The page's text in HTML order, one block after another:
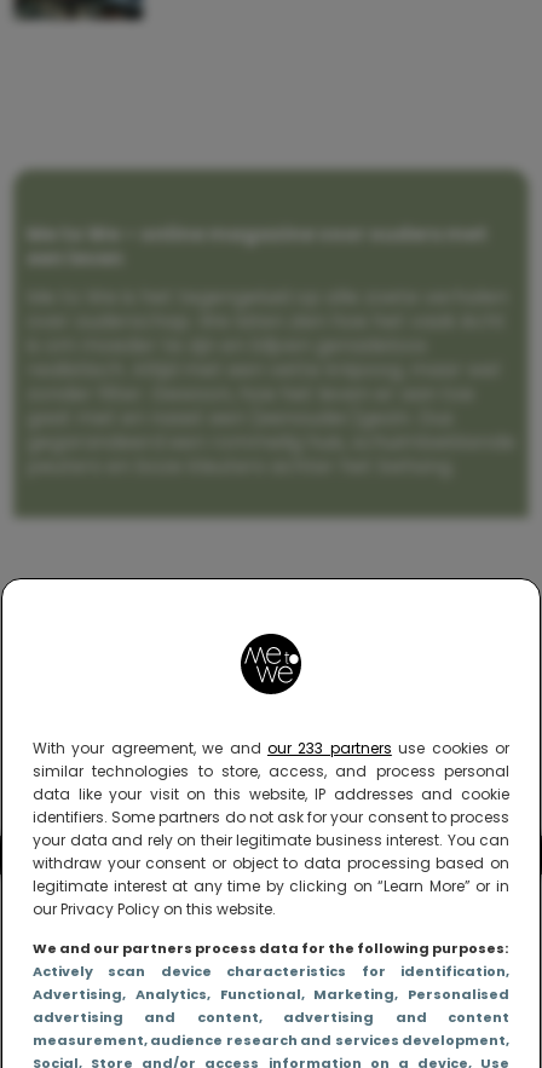
With your agreement, we and our 233 partners use cookies or
similar technologies to store, access, and process personal
data like your visit on this website, IP addresses and cookie
identifiers. Some partners do not ask for your consent to process
your data and rely on their legitimate business interest. You can
withdraw your consent or object to data processing based on
legitimate interest at any time by clicking on “Learn More” or in
our Privacy Policy on this website.
We and our partners process data for the following purposes:
Actively scan device characteristics for identification,
Advertising, Analytics, Functional, Marketing, Personalised
advertising and content, advertising and content
measurement, audience research and services development,
Social, Store and/or access information on a device, Use
Me to We – online magazine voor ouders met